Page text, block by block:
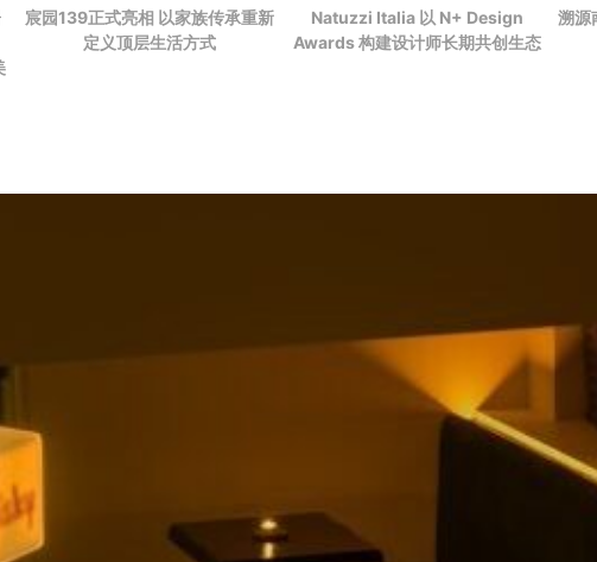
宸园139正式亮相 以家族传承重新
定义顶层生活方式
Natuzzi Italia 以 N+ Design
Awards 构建设计师长期共创生态
溯源